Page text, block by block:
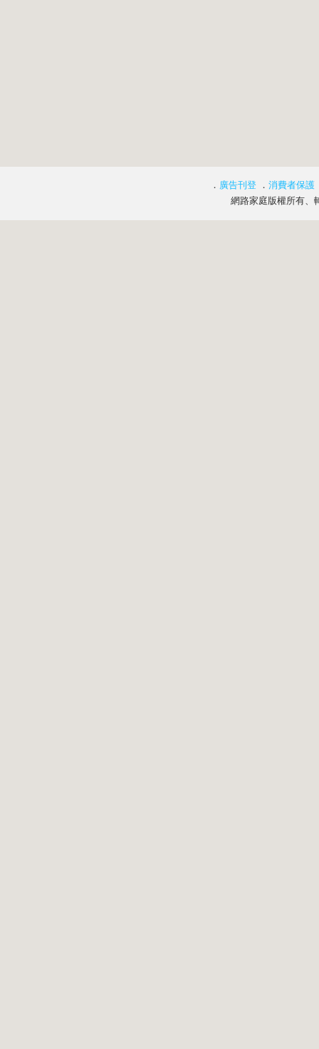
． 廣告刊登 ． 消費者保護
網路家庭版權所有、